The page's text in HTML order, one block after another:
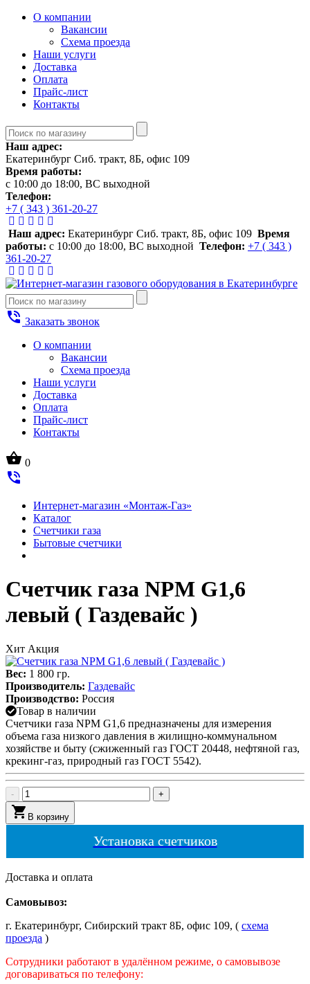
О компании
Вакансии
Схема проезда
Наши услуги
Доставка
Оплата
Прайс-лист
Контакты
Наш адрес:
Екатеринбург Сиб. тракт, 8Б, офис 109
Время работы:
с 10:00 до 18:00, ВС выходной
Телефон:
+7 ( 343 ) 361-20-27
Наш адрес: Екатеринбург Сиб. тракт, 8Б, офис 109 Время
работы: с 10:00 до 18:00, ВС выходной Телефон: +7 ( 343 )
361-20-27
phone_in_talk Заказать звонок
О компании
Вакансии
Схема проезда
Наши услуги
Доставка
Оплата
Прайс-лист
Контакты
shopping_basket 0
phone_in_talk
Интернет-магазин «Монтаж-Газ»
Каталог
Счетчики газа
Бытовые счетчики
Счетчик газа NPM G1,6
левый ( Газдевайс )
Хит Акция
Вес: 1 800 гр.
Производитель: Газдевайс
Производство: Россия
Товар в наличии
Счетчики газа NPM G1,6 предназначены для измерения
объема газа низкого давления в жилищно-коммунальном
хозяйстве и быту (сжиженный газ ГОСТ 20448, нефтяной газ,
крекинг-газ, природный газ ГОСТ 5542).
- +
shopping_cart В корзину
Установка счетчиков
Доставка и оплата
Самовывоз:
г. Екатеринбург, Сибирский тракт 8Б, офис 109, ( схема
проезда )
Сотрудники работают в удалённом режиме, о самовывозе
договариваться по телефону: